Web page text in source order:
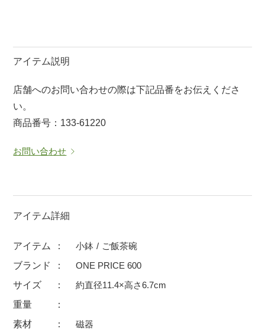
小丼 ラーメン鉢・中華食器
ポット
マグカップ 蓋付マグ
そば千代口
小抹茶碗
箸・カトラリー
置物
価格
500円未満
アイテム説明
店舗へのお問い合わせの際は下記品番をお伝えくださ
い。
商品番号：133-61220
お問い合わせ
アイテム詳細
アイテム 小鉢
ご飯茶碗
ブランド
ONE PRICE 600
サイズ
約直径11.4×高さ6.7cm
重量
素材
磁器